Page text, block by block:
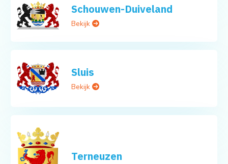
Schouwen-Duiveland
Bekijk
Sluis
Bekijk
Terneuzen